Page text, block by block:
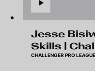
Jesse
Skills |
CHALLENGER PRO LEAGUE